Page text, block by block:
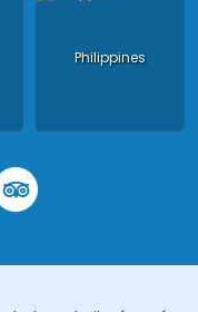
Philippines